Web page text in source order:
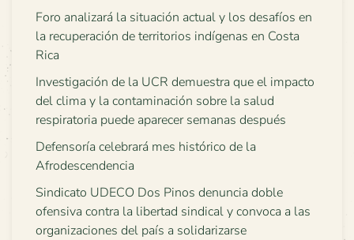
Foro analizará la situación actual y los desafíos en
la recuperación de territorios indígenas en Costa
Rica
Investigación de la UCR demuestra que el impacto
del clima y la contaminación sobre la salud
respiratoria puede aparecer semanas después
Defensoría celebrará mes histórico de la
Afrodescendencia
Sindicato UDECO Dos Pinos denuncia doble
ofensiva contra la libertad sindical y convoca a las
organizaciones del país a solidarizarse